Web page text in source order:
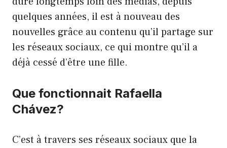
quelques années, il est à nouveau des
nouvelles grâce au contenu qu’il partage sur
les réseaux sociaux, ce qui montre qu’il a
déjà cessé d’être une fille.
Que fonctionnait Rafaella
Chávez?
C’est à travers ses réseaux sociaux que la